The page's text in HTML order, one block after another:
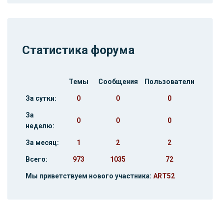
Статистика форума
Темы Сообщения Пользователи
За сутки: 0 0 0
За
неделю:
0 0 0
За месяц: 1 2 2
Всего: 973 1035 72
Мы приветствуем нового участника: ART52